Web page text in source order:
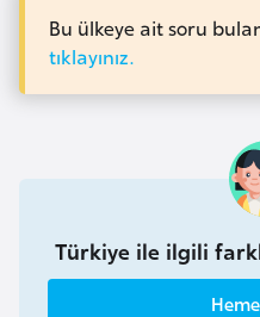
Bu ülkeye ait soru
tıklayınız.
Türkiye ile ilgili
H
r
B